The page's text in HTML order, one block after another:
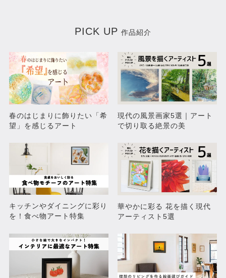
PICK UP 作品紹介
春のはじまりに飾りたい「希
望」を感じるアート
現代の風景画家5選｜アート
で切り取る絶景の美
キッチンやダイニングに彩り
を！食べ物アート特集
華やかに彩る 花を描く現代
アーティスト5選